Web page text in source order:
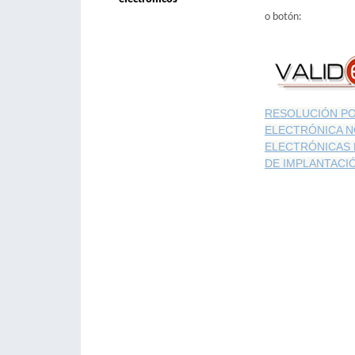
o botón:
RESOLUCIÓN
ELECTRÓNICA
ELECTRÓNICAS
DE